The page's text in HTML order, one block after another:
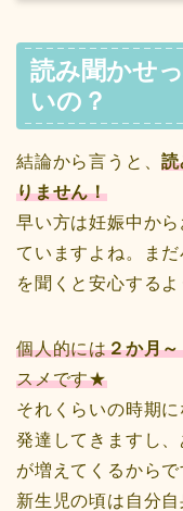
読み聞かせ
いの？
結論から言うと、
りません！
早い方は妊娠中か
ていますよね。ま
を聞くと安心するよ
個人的には２か月
スメです★
それくらいの時期
発達してきますし
が増えてくるからで
新生児の頃は自分